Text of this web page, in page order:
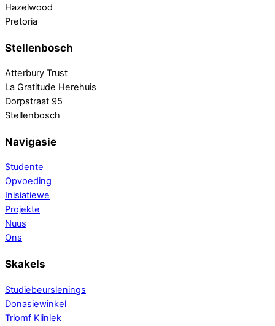
Hazelwood
Pretoria
Stellenbosch
Atterbury Trust
La Gratitude Herehuis
Dorpstraat 95
Stellenbosch
Navigasie
Studente
Opvoeding
Inisiatiewe
Projekte
Nuus
Ons
Skakels
Studiebeurslenings
Donasiewinkel
Triomf Kliniek